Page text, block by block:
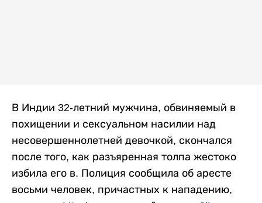
В Индии 32-летний мужчина, обвиняемый в
похищении и сексуальном насилии над
несовершеннолетней девочкой, скончался
после того, как разъяренная толпа жестоко
избила его в. Полиция сообщила об аресте
восьми человек, причастных к нападению,